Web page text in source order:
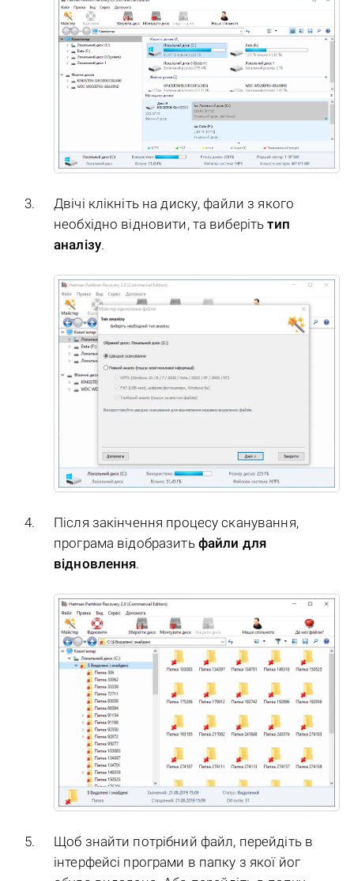
Двічі клікніть на диску, файли з якого
необхідно відновити, та виберітьтип
аналізу.
Після закінчення процесу сканування,
програма відобразить файли для
відновлення.
Щоб знайти потрібний файл, перейдіть в
інтерфейсі програми в папку з якої йог